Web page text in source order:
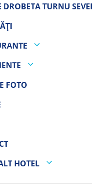
DROBETA TURNU
FOTO
HOTEL